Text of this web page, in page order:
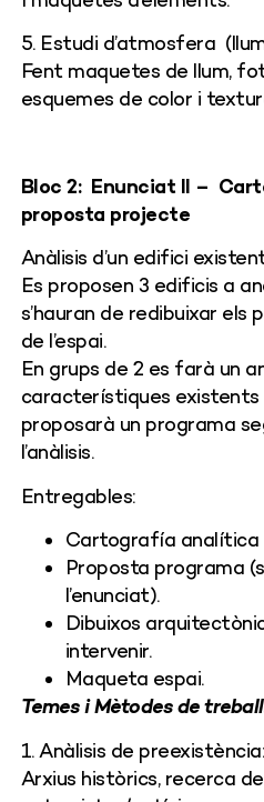
5. Estudi d’atmosfera
Fent maquetes de llum,
esquemes de color i
Bloc 2: Enunciat II –
proposta projecte
Anàlisis d’un edifici
Es proposen 3 edificis a
s’hauran de redibuixar els
de l’espai.
En grups de 2 es farà un
característiques existents
proposarà un programa
l’anàlisis.
Entregables:
Cartografía analítica
Proposta programa
l’enunciat).
Dibuixos
intervenir.
Maqueta espai.
Temes i Mètodes de
1. Anàlisis de preexistència:
Arxius històrics, recerca